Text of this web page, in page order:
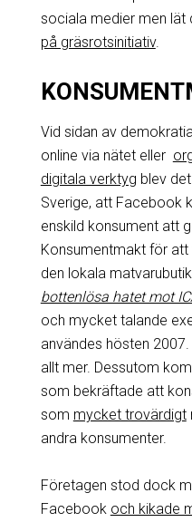
sociala medier men lät
på gräsrotsinitiativ.
Vid sidan av
online via nätet eller
digitala verktyg blev
Sverige, att Facebook
enskild konsument att
Konsumentmakt för
den lokala
bottenlösa hatet mot
och mycket talande
användes hösten
allt mer. Dessutom
som bekräftade att
som mycket trovärdigt
andra konsumenter.
Företagen stod dock
Facebook och kikade